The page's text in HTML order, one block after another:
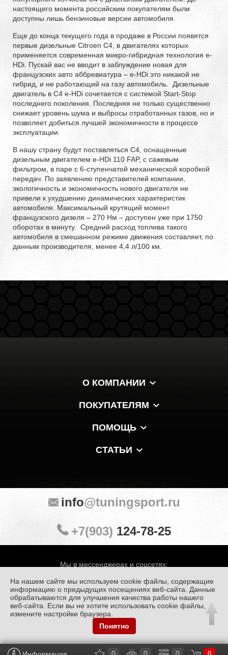
настоящего момента российским покупателям были
доступны лишь бензиновые версии автомобиля.
Еще до конца текущего года в продаже в России появятся
первые дизельные Citroen С4, в двигателях которых
применяется современная микро-гибридная технология e-
HDi. Пускай вас не вводит в заблуждение новая для
французских авто аббревиатура – e-HDi это никакой не
гибрид, и не работающий на газу автомобиль. Дизельные
двигатель в С4 е-HDi сочетается с системой Start-Stop
последнего поколения. Последняя не только существенно
снижает уровень шума и выбросы отработанных газов, но и
позволяет добиться лучшей экономичности в процессе
эксплуатации.
В нашу страну будут поставляться С4, оснащенные
дизельным двигателем e-HDi 110 FAP, с сажевым
фильтром, в паре с 6-ступенчатой механической коробкой
передач. По заявлению представителей компании,
экологичность и экономичность нового двигателя не
привели к ухудшению динамических характеристик
автомобиля. Максимальный крутящий момент
французского дизеля – 270 Нм – доступен уже при 1750
оборотах в минуту. Средний расход топлива такого
автомобиля в смешанном режиме движения составляет, по
данным производителя, менее 4,4 л/100 км.
О КОМПАНИИ
ПОКУПАТЕЛЯМ
ПОМОЩЬ
СТАТЬИ
Мы в мессенджерах и соцсетях:
info@tuningsport.ru
+7(903) 124-78-25
© «Тюнинг Спорт» 1998 — 2026
Политика конфиденциальности
Обработка персональных данных
На нашем сайте мы используем cookie файлы, содержащие
информацию о предыдущих посещениях веб-сайта. Данные
обрабатываются для улучшения качества работы нашего
веб-сайта. Если вы не хотите использовать cookie файлы,
измените настройки браузера.
Понятно